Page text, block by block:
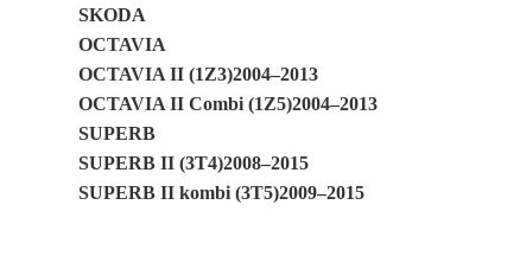
SKODA
OCTAVIA
OCTAVIA II (1Z3)2004–2013
OCTAVIA II Combi (1Z5)2004–2013
SUPERB
SUPERB II (3T4)2008–2015
SUPERB II kombi (3T5)2009–2015